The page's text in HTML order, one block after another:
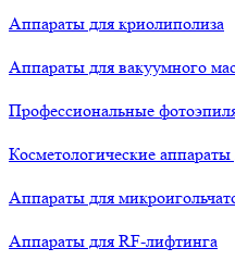
Аппараты для криолиполиза
Аппараты для вакуумного
Профессиональные
Косметологические
Аппараты для
Аппараты для RF-лифтинга